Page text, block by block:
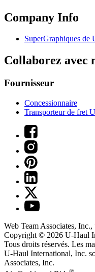
Company Info
SuperGraphiques de
Collaborez avec
Fournisseur
Concessionnaire
Transporteur de fret
Web Team Associates,
Copyright © 2026 U-Haul
Tous droits réservés. Les
U-Haul International, Inc.
Associates, Inc.